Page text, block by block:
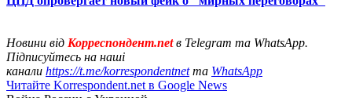
Новини від Корреспондент.netв Telegram та WhatsApp.
Підписуйтесь на наші
канали https://t.me/korrespondentnetта WhatsApp
Читайте Korrespondent.net в Google News